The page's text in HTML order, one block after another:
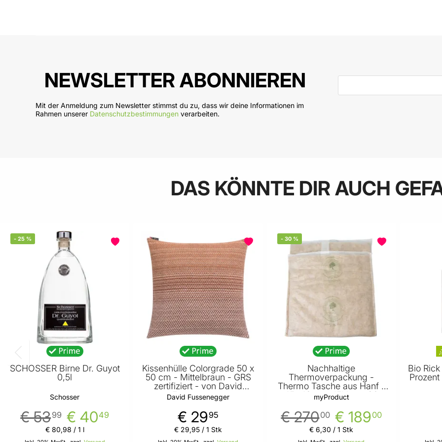
NEWSLETTER ABONNIEREN
Mit der Anmeldung zum Newsletter stimmst du zu, dass wir deine Informationen im
Rahmen unserer Datenschutzbestimmungen verarbeiten.
E-Mail-Adresse
DAS KÖNNTE DIR AUCH
- 25 %
SCHOSSER Birne Dr. Guyot
0,5l
Schosser
€ 4049
€ 5399
€ 80,98 / 1 l
Kissenhülle Colorgrade 50 x
50 cm - Mittelbraun - GRS
zertifiziert - von David
Fussenegger
David Fussenegger
€ 2995
€ 29,95 / 1 Stk
- 30%
Nachhaltige
Thermoverpackung -
Thermo Tasche aus Hanf -
45x42cm - 15Liter - 30
Stück
myProduct
€ 18900
€ 27000
€ 6,30 / 1 Stk
Bio